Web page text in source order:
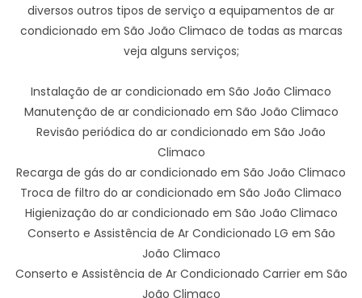
diversos outros tipos de serviço a equipamentos de ar
condicionado em São João Climaco de todas as marcas
veja alguns serviços;
Instalação de ar condicionado em São João Climaco
Manutenção de ar condicionado em São João Climaco
Revisão periódica do ar condicionado em São João
Climaco
Recarga de gás do ar condicionado em São João Climaco
Troca de filtro do ar condicionado em São João Climaco
Higienização do ar condicionado em São João Climaco
Conserto e Assistência de Ar Condicionado LG em São
João Climaco
Conserto e Assistência de Ar Condicionado Carrier em São
João Climaco